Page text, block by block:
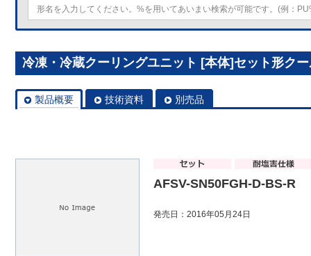
冷凍・冷蔵クーリングユニット [本体]セット形ク
製品概要 技術資料 別売品
AFSV-SN50FGH-D-BS-R
発売日：2016年05月24日